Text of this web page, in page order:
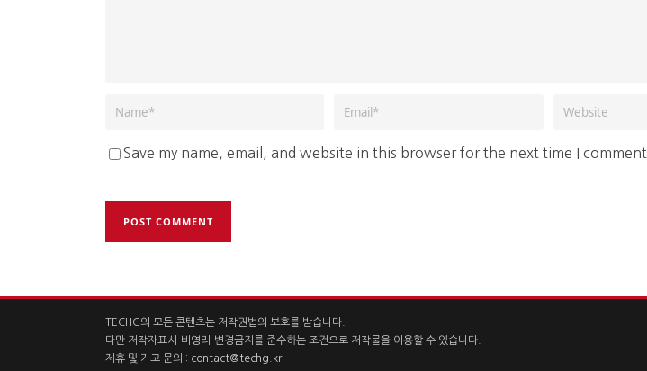
Save my name, email, and website in this browser for the next time I comment.
TECHG의 모든 콘텐츠는 저작권법의 보호를 받습니다.
다만 저작자표시-비영리-변경금지를 준수하는 조건으로 저작물을 이용할 수 있습니다.
제휴 및 기고 문의 : contact@techg.kr